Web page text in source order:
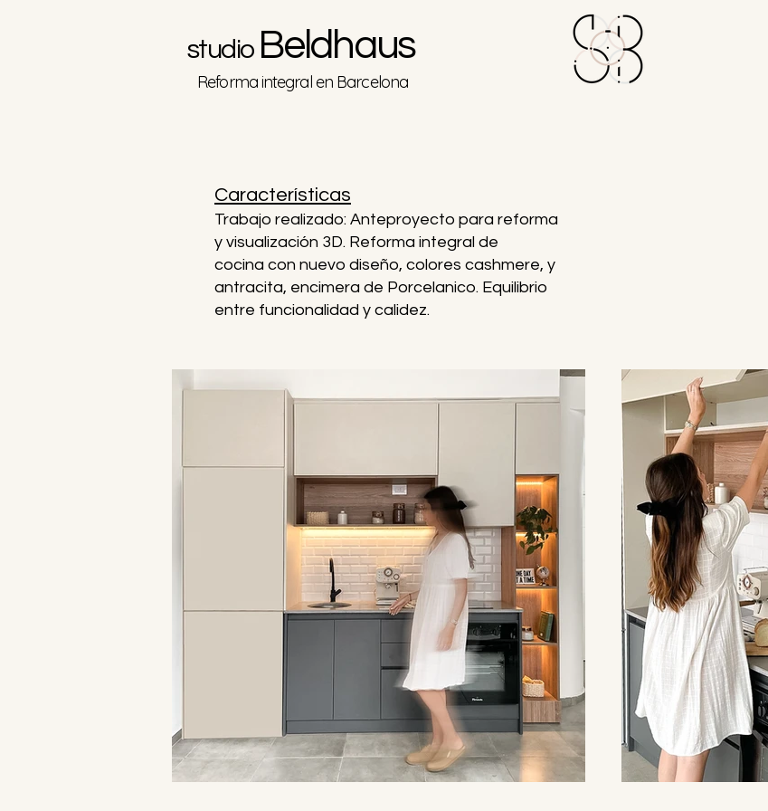
studio Beldhaus
Reforma integral en Barcelona
Características
Trabajo realizado: Anteproyecto para reforma
y visualización 3D. Reforma integral de
cocina con nuevo diseño, colores cashmere, y
antracita, encimera de Porcelanico. Equilibrio
entre funcionalidad y calidez.